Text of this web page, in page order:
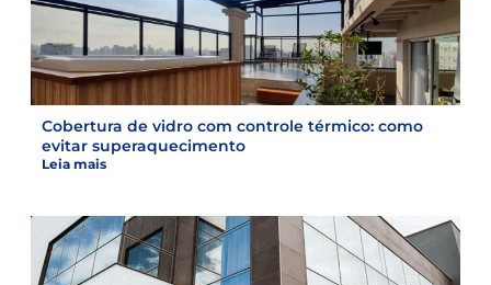
Cobertura de vidro com controle térmico: como
evitar superaquecimento
Leia mais